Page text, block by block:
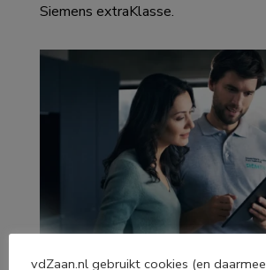
Siemens extraKlasse.
vdZaan.nl gebruikt cookies (en